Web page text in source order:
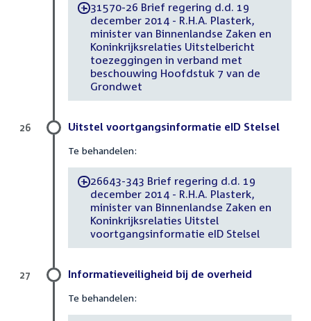
-31570-26 Brief regering d.d. 19
december 2014 - R.H.A. Plasterk,
minister van Binnenlandse Zaken en
Koninkrijksrelaties Uitstelbericht
toezeggingen in verband met
beschouwing Hoofdstuk 7 van de
Grondwet
Uitstel voortgangsinformatie eID Stelsel
Te behandelen:
-26643-343 Brief regering d.d. 19
december 2014 - R.H.A. Plasterk,
minister van Binnenlandse Zaken en
Koninkrijksrelaties Uitstel
voortgangsinformatie eID Stelsel
26
Informatieveiligheid bij de overheid
Te behandelen:
27